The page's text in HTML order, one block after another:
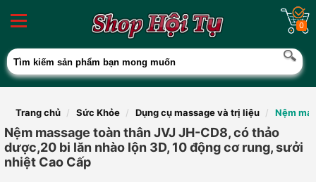
0
Trang chủ Sức Khỏe Dụng cụ massage và trị liệu Nệm
Nệm massage toàn thân JVJ JH-CD8, có thảo
dược,20 bi lăn nhào lộn 3D, 10 động cơ rung, sưởi
nhiệt Cao Cấp